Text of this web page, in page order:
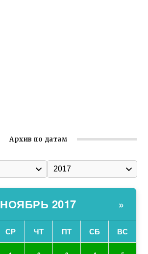
Архив по датам
НОЯБРЬ 2017 »
СР ЧТ ПТ СБ ВС